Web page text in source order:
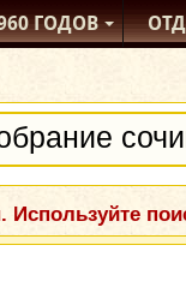
ГОДОВ